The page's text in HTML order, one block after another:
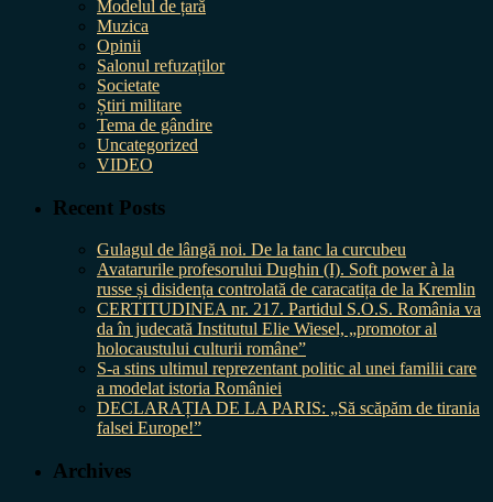
Modelul de țară
Muzica
Opinii
Salonul refuzaților
Societate
Știri militare
Tema de gândire
Uncategorized
VIDEO
Recent Posts
Gulagul de lângă noi. De la tanc la curcubeu
Avatarurile profesorului Dughin (I). Soft power à la
russe și disidența controlată de caracatița de la Kremlin
CERTITUDINEA nr. 217. Partidul S.O.S. România va
da în judecată Institutul Elie Wiesel, „promotor al
holocaustului culturii române”
S-a stins ultimul reprezentant politic al unei familii care
a modelat istoria României
DECLARAȚIA DE LA PARIS: „Să scăpăm de tirania
falsei Europe!”
Archives